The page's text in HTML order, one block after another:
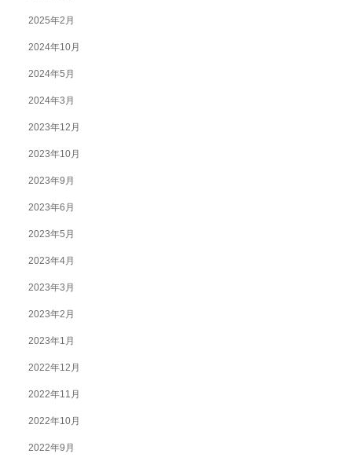
2025年2月
2024年10月
2024年5月
2024年3月
2023年12月
2023年10月
2023年9月
2023年6月
2023年5月
2023年4月
2023年3月
2023年2月
2023年1月
2022年12月
2022年11月
2022年10月
2022年9月